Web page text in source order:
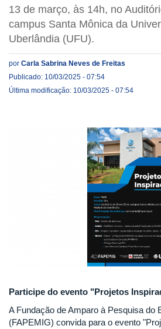
13 de março, às 14h, no
campus Santa Mônica da
Uberlândia (UFU).
por Carla Sabrina Neves de Freitas
Publicado: 10/03/2025 - 07:54
Última modificação: 10/03/2025 - 07:54
Participe do evento "Projetos
A Fundação de Amparo à Pesquisa do
(FAPEMIG) convida para o evento